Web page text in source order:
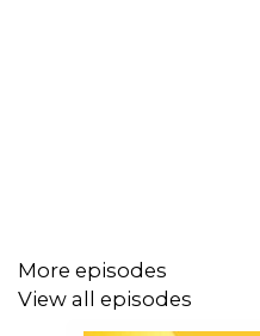
More episodes
View all episodes